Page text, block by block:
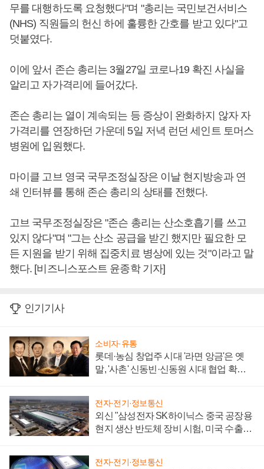
무를 대행하도록 요청했다"며 "총리는 국민보건서비스
(NHS) 직원들의 헌신 하에 훌륭한 간호를 받고 있다"고
덧붙였다.
이에 앞서 존슨 총리는 3월27일 코로나19 확진 사실을
알리고 자가격리에 들어갔다.
존슨 총리는 열이 계속되는 등 증상이 완화하지 않자 자
가격리를 연장하던 가운데 5일 저녁 런던 세인트 토머스
병원에 입원했다.
마이클 고브 영국 국무조정실장은 이날 현지방송과 연
쇄 인터뷰를 통해 존슨 총리의 상태를 전했다.
고브 국무조정실장은 "존슨 총리는 산소호흡기를 쓰고
있지 않다"며 "그는 산소 공급을 받긴 했지만 필요한 모
든 지원을 받기 위해 집중치료 병상에 있는 것"이라고 말
했다. [비즈니스포스트 윤종학 기자]
인기기사
소비자·유통
롯데·농심 창업주 시대 '라면 앙금'은 옛
말, '사촌' 신동빈·신동원 시대 협업 확대
전자·전기·정보통신
외신 "삼성전자 SK하이닉스 중국 공장용
현지 생산 반도체 장비 시험, 미국 수출통
전자·전기·정보통신